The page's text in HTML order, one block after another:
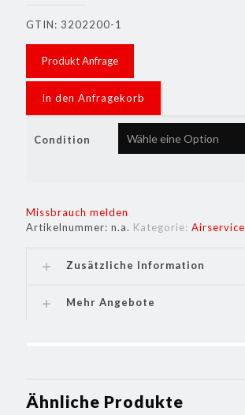
GTIN: 3202200-1
Produkt Anfrage
In den Anfragekorb
Condition
Missbrauch melden
Artikelnummer: n.a. Kategorie: Airservice
Zusätzliche Information
Mehr Angebote
Ähnliche Produkte